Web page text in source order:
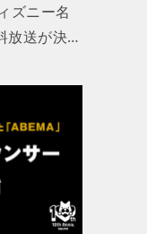
ズニー名
放送が決…